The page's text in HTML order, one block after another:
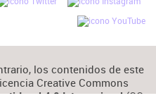
los contenidos de este
Creative Commons
4.0 Internacional(CC